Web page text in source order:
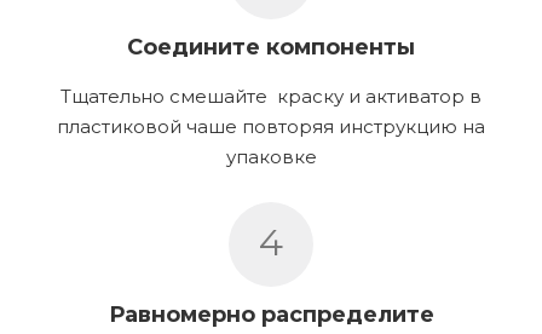
Соедините компоненты
Тщательно смешайте краску и активатор в
пластиковой чаше повторяя инструкцию на
упаковке
4
Равномерно распределите